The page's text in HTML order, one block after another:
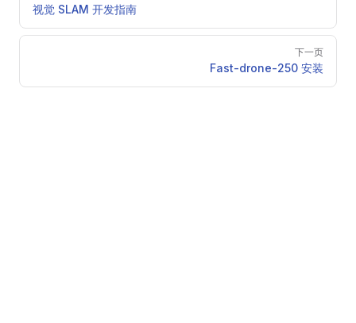
视觉 SLAM 开发指南
下一页
Fast-drone-250 安装